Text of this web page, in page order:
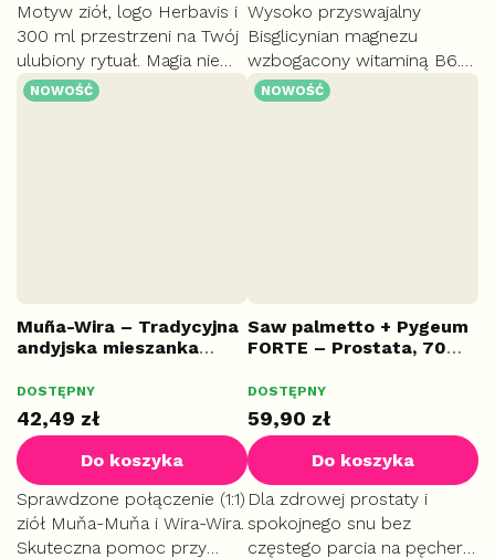
Motyw ziół, logo Herbavis i
300 ml przestrzeni na Twój
ulubiony rytuał. Magia nie
jest w kubku, lecz w chwili,
Wysoko przyswajalny
Bisglicynian magnezu
wzbogacony witaminą B6.
Przyczynia się do
NOWOŚĆ
Muña-Wira – Tradycyjna
andyjska mieszanka
DOSTĘPNY
42,49 zł
Do koszyka
Sprawdzone połączenie (1:1)
ziół Muňa-Muňa i Wira-Wira.
Skuteczna pomoc przy
NOWOŚĆ
Saw palmetto + Pygeum
FORTE – Prostata, 70
DOSTĘPNY
59,90 zł
Do koszyka
Dla zdrowej prostaty i
spokojnego snu bez
częstego parcia na pęcherz.